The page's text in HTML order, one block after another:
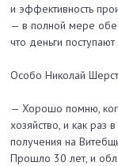
и эффективность
— в полной мере
что деньги
Особо Николай
— Хорошо помню,
хозяйство, и как раз
получения на
Прошло 30 лет, и